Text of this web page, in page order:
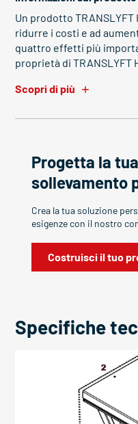
Un prodotto
ridurre i costi e ad
quattro effetti più
proprietà di TRANSLYFT
Scopri di più
Progetta la
sollevamento
Crea la tua soluzione
esigenze con il nostro
Costruisci il tuo
Specifiche